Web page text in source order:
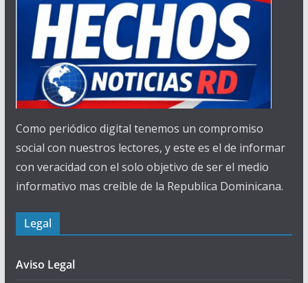
Como periódico digital tenemos un compromiso
social con nuestros lectores, y este es el de informar
con veracidad con el solo objetivo de ser el medio
informativo mas creíble de la Republica Dominicana.
Legal
Aviso Legal